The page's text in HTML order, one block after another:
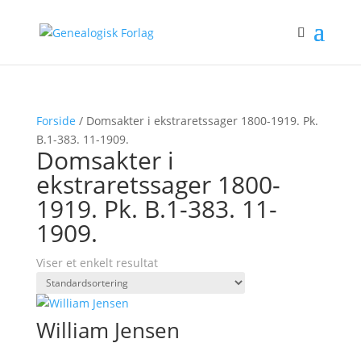
Forside / Domsakter i ekstraretssager 1800-1919. Pk.
B.1-383. 11-1909.
Domsakter i
ekstraretssager 1800-
1919. Pk. B.1-383. 11-
1909.
Viser et enkelt resultat
William Jensen